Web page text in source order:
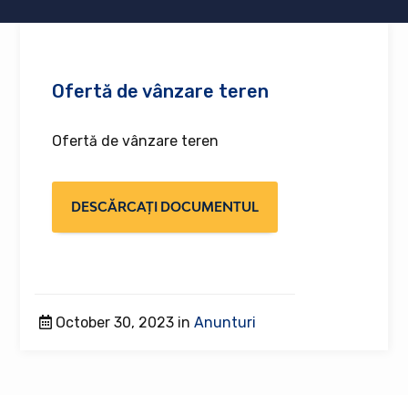
Ofertă de vânzare teren
Ofertă de vânzare teren
DESCĂRCAȚI DOCUMENTUL
October 30, 2023 inAnunturi